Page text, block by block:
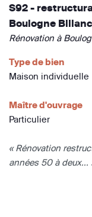
S92 -
Boulogne
Rénovation à
Type de bien
Maison individuelle
Maître d'ouvrage
Particulier
« Rénovation
années 50 à deux...